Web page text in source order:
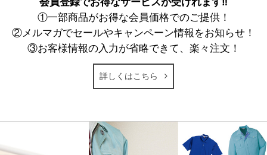
①一部商品がお得な会員価格でのご提供！
②メルマガでセールやキャンペーン情報をお知らせ！
③お客様情報の入力が省略できて、楽々注文！
詳しくはこちら